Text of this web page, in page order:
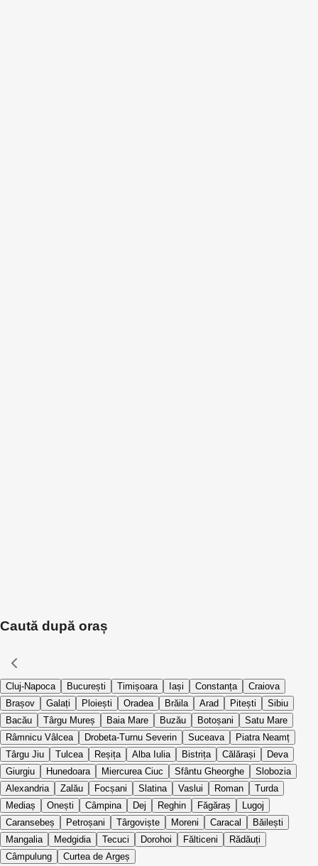
Caută după oraș
Cluj-Napoca București Timișoara Iași Constanța
Craiova
Brașov
Galați Ploiești Oradea Brăila Arad Pitești
Sibiu
Bacău
Târgu Mureș Baia Mare Buzău Botoșani
Satu Mare
Râmnicu Vâlcea
Drobeta-Turnu Severin Suceava
Piatra Neamț
Târgu Jiu
Tulcea Reșița Alba Iulia Bistrița Călărași
Deva
Giurgiu
Hunedoara Miercurea Ciuc Sfântu Gheorghe
Slobozia
Alexandria
Zalău Focșani Slatina Vaslui Roman
Turda
Mediaș
Onești Câmpina Dej Reghin Făgăraș
Lugoj
Caransebeș
Petroșani Târgoviște Moreni Caracal
Băilești
Mangalia
Medgidia Tecuci Dorohoi Fălticeni
Rădăuți
Câmpulung
Curtea de Argeș